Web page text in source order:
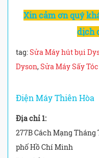
Xin cảm ơn quý
dịch
tag:Sửa Máy hút bụi
Dyson,Sửa Máy Sấy
Điện Máy Thiên Hòa
Địa chỉ 1:
277B Cách Mạng Tháng
phố Hồ Chí Minh